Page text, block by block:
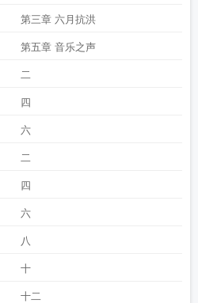
第三章 六月抗洪
第五章 音乐之声
二
四
六
二
四
六
八
十
十二